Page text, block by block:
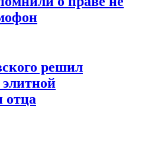
решил
элитной
отца